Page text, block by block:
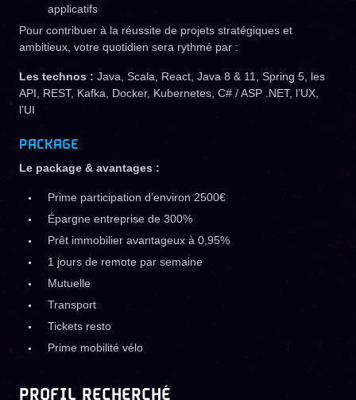
applicatifs
Pour contribuer à la réussite de projets stratégiques et
ambitieux, votre quotidien sera rythmé par :
Les technos : Java, Scala, React, Java 8 & 11, Spring 5, les
API, REST, Kafka, Docker, Kubernetes, C# / ASP .NET, l’UX,
l’UI
PACKAGE
Le package & avantages :
Prime participation d’environ 2500€
Épargne entreprise de 300%
Prêt immobilier avantageux à 0,95%
1 jours de remote par semaine
Mutuelle
Transport
Tickets resto
Prime mobilité vélo
PROFIL RECHERCHÉ